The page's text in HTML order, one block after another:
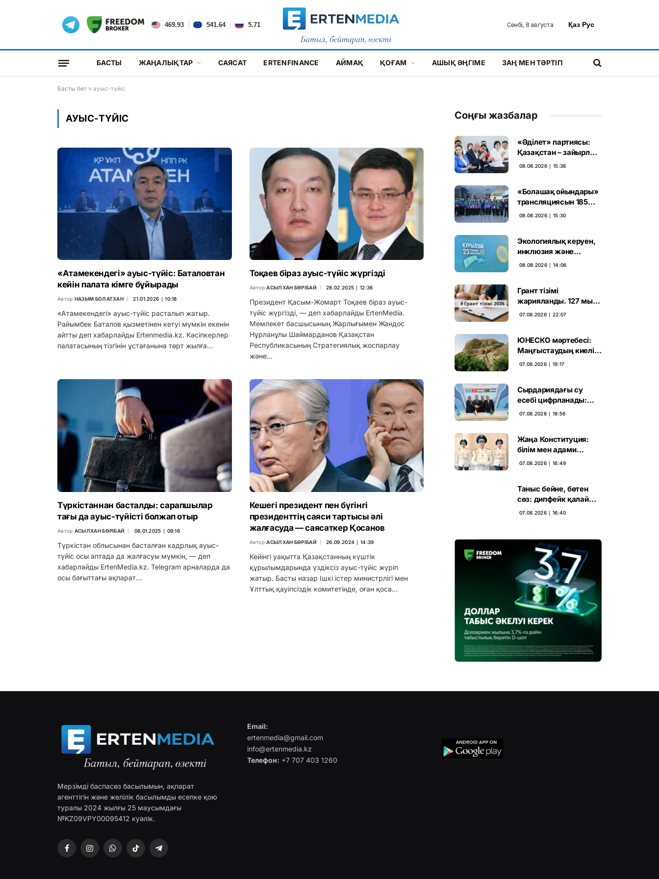
469.93 541.64 5.71 Сенбі, 8 августа Қаз|Рус
БАСТЫ ЖАҢАЛЫҚТАР САЯСАТ ERTENFINANCE АЙМАҚ ҚОҒАМ АШЫҚ ӘҢГІМЕ ЗАҢ МЕН ТӘРТІП
Басты бет » ауыс-түйіс
АУЫС-ТҮЙІС
«Атамекендегі» ауыс-түйіс: Баталовтан
кейін палата кімге бұйырады
Автор НАЗЫМ БОЛАТХАН 21.01.2026 ∣ 10:18
«Атамекендегі» ауыс-түйіс расталып жатыр.
Райымбек Баталов қызметінен кетуі мүмкін екенін
айтты деп хабарлайды Ertenmedia.kz. Кәсіпкерлер
палатасының тізгінін ұстағанына төрт жылға…
Тоқаев біраз ауыс-түйіс жүргізді
Автор АСЫЛХАН БӨРІБАЙ 28.02.2025 ∣ 12:36
Президент Қасым-Жомарт Тоқаев біраз ауыс-
түйіс жүргізді, — деп хабарлайды ErtenMedia.
Мемлекет басшысының Жарлығымен Жандос
Нұрланұлы Шаймарданов Қазақстан
Республикасының Стратегиялық жоспарлау
және…
Түркістаннан басталды: сарапшылар
тағы да ауыс-түйісті болжап отыр
Автор АСЫЛХАН БӨРІБАЙ 08.01.2025 ∣ 09:16
Түркістан облысынан басталған кадрлық ауыс-
түйіс осы аптада да жалғасуы мүмкін, — деп
хабарлайды ErtenMedia.kz. Telegram арналарда да
осы бағыттағы ақпарат…
Кешегі президент пен бүгінгі
президенттің саяси тартысы әлі
жалғасуда — саясаткер Қосанов
Автор АСЫЛХАН БӨРІБАЙ 26.09.2024 ∣ 14:39
Кейінгі уақытта Қазақстанның күштік
құрылымдарында үздіксіз ауыс-түйіс жүріп
жатыр. Басты назар Ішкі істер министрлігі мен
Ұлттық қауіпсіздік комитетінде, оған қоса…
Соңғы жазбалар
«Әділет» партиясы:
Қазақстан – зайырлы
мемлекет, ал «Заң
08.08.2026 ∣ 15:36
«Болашақ ойындары»
трансляциясын 185
миллион рет көрген
08.08.2026 ∣ 15:30
Экологиялық керуен,
инклюзия және
өндірісті қолдау:
08.08.2026 ∣ 14:06
Грант тізімі
жарияланды. 127 мың
талапкердің
07.08.2026 ∣ 22:07
ЮНЕСКО мәртебесі:
Маңғыстаудың киелі
мұрасын қорғаудың
07.08.2026 ∣ 19:17
Сырдариядағы су
есебі цифрланады:
Орталық Азия ортақ
07.08.2026 ∣ 18:56
Жаңа Конституция:
білім мен адами
капиталға салынған
07.08.2026 ∣ 16:49
Таныс бейне, бөтен
сөз: дипфейк қалай
жұмыс істейді
07.08.2026 ∣ 16:40
Мерзімді баспасөз басылымын, ақпарат
агенттігін және желілік басылымды есепке қою
туралы 2024 жылғы 25 маусымдағы
№KZ09VPY00095412 куәлік.
FacebookInstagramWhatsAppTikTok Telegram
Email:
ertenmedia@gmail.com
info@ertenmedia.kz
Телефон: +7 707 403 1260